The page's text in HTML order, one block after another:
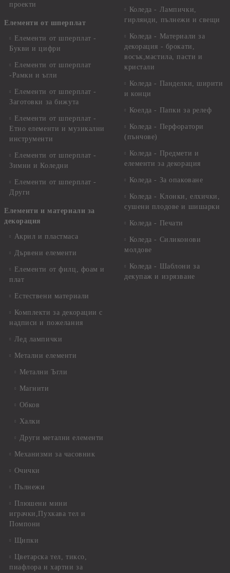
проекти
Елементи от шперплат
Елементи от шперплат -
Букви и цифри
Елементи от шперплат
-Рамки и ъгли
Елементи от шперплат -
Заготовки за бижута
Елементи от шперплат -
Етно елементи и музикални
инструменти
Елементи от шперплат -
Зимни и Коледни
Елементи от шперплат -
Други
Елементи и материали за
декорация
Акрил и пластмаса
Дървени елементи
Елементи от филц, фоам и
плат
Естествени материали
Комплекти за декорации с
надписи и пожелания
Лед лампички
Метални елементи
Метални Ъгли
Магнити
Обков
Халки
Други метални елементи
Механизми за часовник
Очички
Пълнежи
Плюшени мини
играчки,Пухкава тел и
Помпони
Щипки
Цветарска тел, тиксо,
пиафлора и хартии за
Коледа - Лампички,
гирлянди, пълнежи и свещи
Коледа - Материали за
декорация - брокати,
восък,мастила, пасти и
кристали
Коледа - Панделки, ширити
и конци
Коелда - Папки за релеф
Коледа - Перфоратори
(пънчове)
Коледа - Предмети и
елементи за декорация
Коледа - За опаковане
Коледа - Kлонки, елхички,
сушени плодове и шишарки
Коледа - Печати
Коледа - Силиконови
молдове
Коледа - Шаблони за
декупаж и изрязване